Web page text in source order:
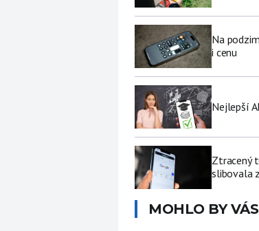
Na
i cenu
Nejlepší
Ztracený
slibovala
MOHLO BY